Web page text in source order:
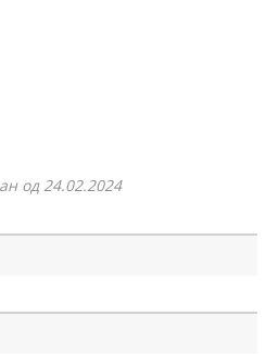
од 24.02.2024